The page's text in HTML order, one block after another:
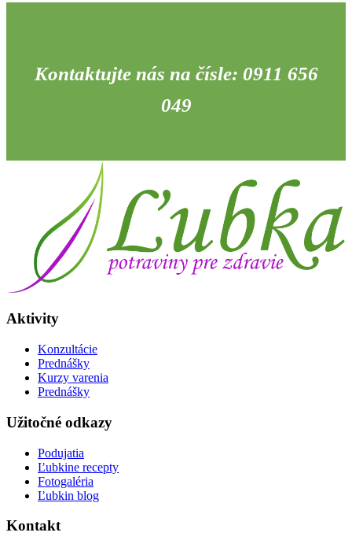
Kontaktujte nás na čísle: 0911 656
049
Aktivity
Konzultácie
Prednášky
Kurzy varenia
Prednášky
Užitočné odkazy
Podujatia
Ľubkine recepty
Fotogaléria
Ľubkin blog
Kontakt